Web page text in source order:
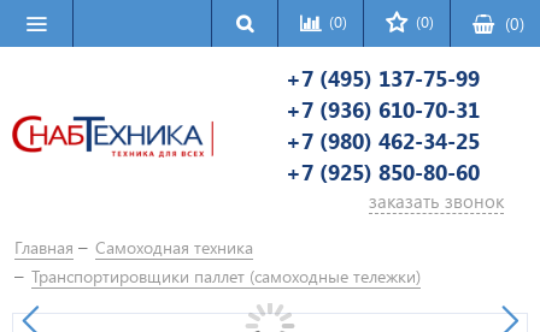
(0) (0) (0)
+7 (495) 137-75-99
+7 (936) 610-70-31
+7 (980) 462-34-25
+7 (925) 850-80-60
заказать звонок
Главная
Самоходная техника
Транспортировщики паллет (самоходные тележки)